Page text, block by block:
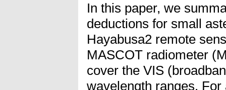
In this paper, we
deductions for small
Hayabusa2 remote
MASCOT radiometer
cover the VIS
wavelength ranges.